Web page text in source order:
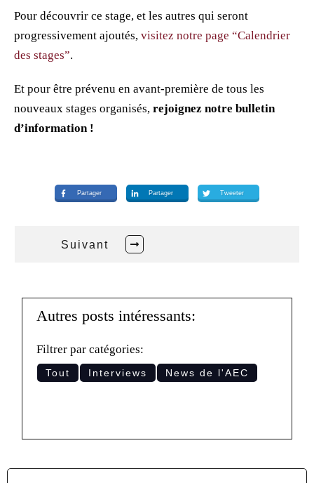
Pour découvrir ce stage, et les autres qui seront
progressivement ajoutés, visitez notre page “Calendrier
des stages”.
Et pour être prévenu en avant-première de tous les
nouveaux stages organisés, rejoignez notre bulletin
d’information !
Partager Partager Tweeter
Suivant
Autres posts intéressants:
Filtrer par catégories:
Tout Interviews News de l'AEC